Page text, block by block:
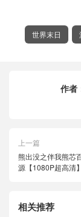
世界末日
作者
上一篇
熊出没之伴我熊芯
源【1080P超高清
相关推荐